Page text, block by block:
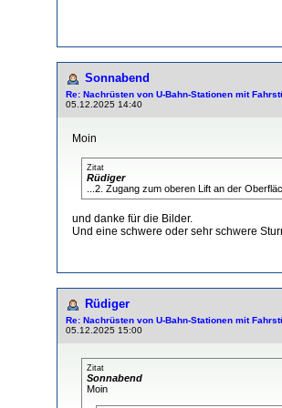
Sonnabend
Re: Nachrüsten von U-Bahn-Stationen mit
05.12.2025 14:40
Moin
Zitat
Rüdiger
...2. Zugang zum oberen Lift an der
und danke für die Bilder.
Und eine schwere oder sehr schwere
Rüdiger
Re: Nachrüsten von U-Bahn-Stationen mit
05.12.2025 15:00
Zitat
Sonnabend
Moin